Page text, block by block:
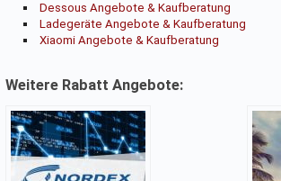
Dessous Angebote & Kaufberatung
Ladegeräte Angebote & Kaufberatung
Xiaomi Angebote & Kaufberatung
Weitere Rabatt Angebote: